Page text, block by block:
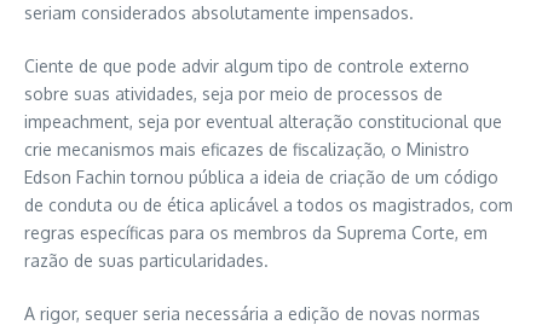
seriam considerados absolutamente impensados.
Ciente de que pode advir algum tipo de controle externo
sobre suas atividades, seja por meio de processos de
impeachment, seja por eventual alteração constitucional que
crie mecanismos mais eficazes de fiscalização, o Ministro
Edson Fachin tornou pública a ideia de criação de um código
de conduta ou de ética aplicável a todos os magistrados, com
regras específicas para os membros da Suprema Corte, em
razão de suas particularidades.
A rigor, sequer seria necessária a edição de novas normas